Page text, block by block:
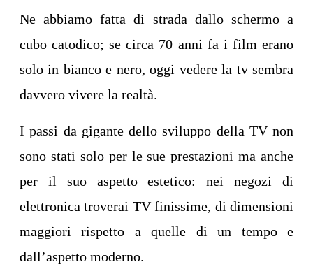
Ne abbiamo fatta di strada dallo schermo a
cubo catodico; se circa 70 anni fa i film erano
solo in bianco e nero, oggi vedere la tv sembra
davvero vivere la realtà.
I passi da gigante dello sviluppo della TV non
sono stati solo per le sue prestazioni ma anche
per il suo aspetto estetico: nei negozi di
elettronica troverai TV finissime, di dimensioni
maggiori rispetto a quelle di un tempo e
dall’aspetto moderno.